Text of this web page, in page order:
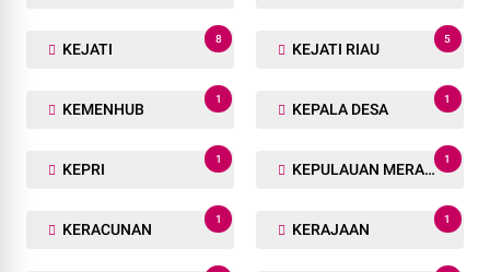
KEJATI
8
KEJATI RIAU
5
KEMENHUB
1
KEPALA DESA
1
KEPRI
1
KEPULAUAN MERANTI
1
KERACUNAN
1
KERAJAAN
1